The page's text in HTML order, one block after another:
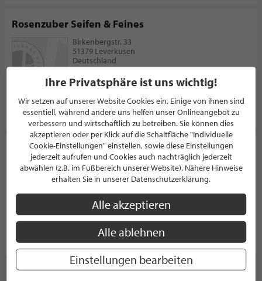
Rosenzuber Seifen & Feines
Birkenbergstr. 33
51379 Leverkusen
Deutschland
PROFIL
Sabine Pauly GmbH - Boutique Café
CAFÉ
Mayener Straße 108
56727 Mayen
Deutschland
PROFIL
Ihre Privatsphäre ist uns wichtig!
Wir setzen auf unserer Website Cookies ein. Einige von ihnen sind
essentiell, während andere uns helfen unser Onlineangebot zu
verbessern und wirtschaftlich zu betreiben. Sie können dies
akzeptieren oder per Klick auf die Schaltfläche "Individuelle
Cookie-Einstellungen" einstellen, sowie diese Einstellungen
jederzeit aufrufen und Cookies auch nachträglich jederzeit
abwählen (z.B. im Fußbereich unserer Website). Nähere Hinweise
erhalten Sie in unserer Datenschutzerklärung.
Alle akzeptieren
Alle ablehnen
Einstellungen bearbeiten